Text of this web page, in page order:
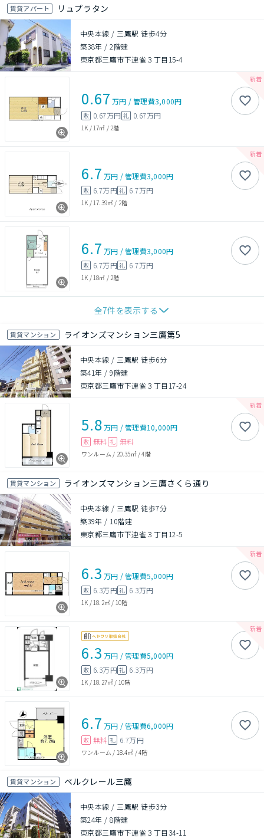
賃貸アパート リュプラタン
中央本線 / 三鷹駅 徒歩4分
築38年 /2階建
東京都三鷹市下連雀３丁目15-4
0.67 万円 /管理費3,000円
敷 0.67万円 礼 0.67万円
1K / 17㎡ / 2階
6.7 万円 /管理費3,000円
敷 6.7万円礼 6.7万円
1K / 17.39㎡ / 2階
6.7 万円 /管理費3,000円
敷 6.7万円礼 6.7万円
1K / 18㎡ / 2階
全7件を表示する
賃貸マンション ライオンズマンション三鷹第5
中央本線 / 三鷹駅 徒歩6分
築41年 /9階建
東京都三鷹市下連雀３丁目17-24
5.8万円 /管理費10,000円
敷 無料 礼 無料
ワンルーム / 20.35㎡/4階
賃貸マンション ライオンズマンション三鷹さくら通り
中央本線 / 三鷹駅 徒歩7分
築39年 / 10階建
東京都三鷹市下連雀３丁目12-5
6.3 万円 /管理費5,000円
敷 6.3万円礼 6.3万円
1K / 18.2㎡ / 10階
6.3 万円 /管理費5,000円
敷 6.3万円礼 6.3万円
1K /18.27㎡ / 10階
6.7 万円 /管理費6,000円
敷 無料 礼 6.7万円
ワンルーム / 18.4㎡ /4階
賃貸マンション ベルクレール三鷹
中央本線 / 三鷹駅 徒歩3分
築24年 /8階建
東京都三鷹市下連雀３丁目34-11